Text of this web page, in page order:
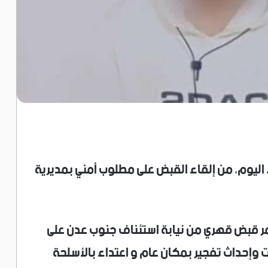
من إلقاء القبض على مطلوب أمني بمديرية
قبض قهري من نيابة استئناف جنوب عدن على
تفجير بمكان عام و اعتداء بالأسلحة